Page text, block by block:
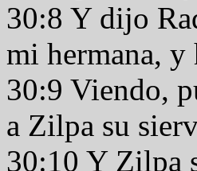
30:8 Y dijo
mi hermana,
30:9 Viendo,
a Zilpa su
30:10 Y Zilpa